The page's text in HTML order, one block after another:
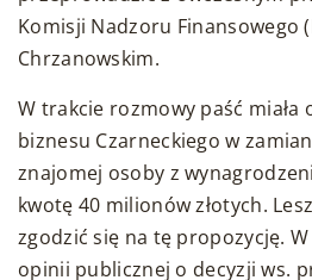
Komisji Nadzoru Finansowego
Chrzanowskim.
W trakcie rozmowy paść
biznesu Czarneckiego w
znajomej osoby z
kwotę 40 milionów złotych.
zgodzić się na tę propozycję.
opinii publicznej o decyzji ws.